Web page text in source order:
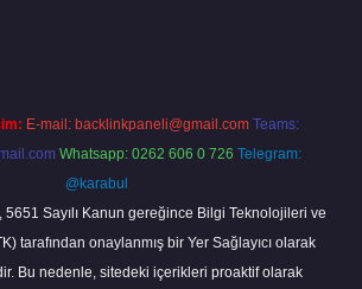
E-mail: backlinkpaneli@gmail.com Teams:
Whatsapp: 0262 606 0 726 Telegram:
@karabul
5651 Sayılı Kanun gereğince Bilgi Teknolojileri ve
tarafından onaylanmış bir Yer Sağlayıcı olarak
Bu nedenle, sitedeki içerikleri proaktif olarak